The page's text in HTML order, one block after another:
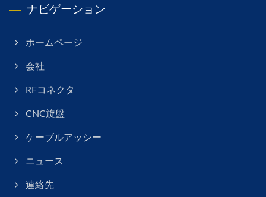
ナビゲーション
ホームページ
会社
RFコネクタ
CNC旋盤
ケーブルアッシー
ニュース
連絡先